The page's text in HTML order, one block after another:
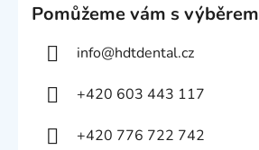
Pomůžeme vám s výběrem
info@hdtdental.cz
+420 603 443 117
+420 776 722 742